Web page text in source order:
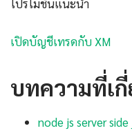
โปรโมชันแนะนำ
เปิดบัญชีเทรดกับ XM
บทความที่เ
node js server